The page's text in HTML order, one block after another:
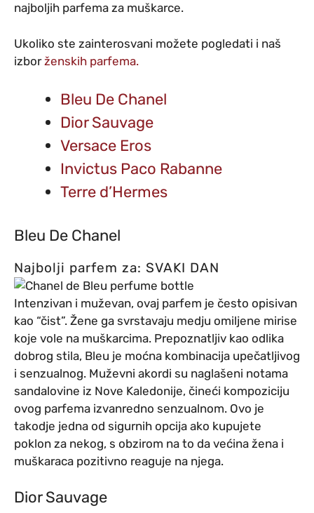
najboljih parfema za muškarce.
Ukoliko ste zainterosvani možete pogledati i naš
izborženskih parfema.
Bleu De Chanel
Dior Sauvage
Versace Eros
Invictus Paco Rabanne
Terre d’Hermes
Bleu De Chanel
Najbolji parfem za: SVAKI DAN
Intenzivan i muževan, ovaj parfem je često opisivan
kao “čist”. Žene ga svrstavaju medju omiljene mirise
koje vole na muškarcima. Prepoznatljiv kao odlika
dobrog stila, Bleu je moćna kombinacija upečatljivog
i senzualnog. Muževni akordi su naglašeni notama
sandalovine iz Nove Kaledonije, čineći kompoziciju
ovog parfema izvanredno senzualnom. Ovo je
takodje jedna od sigurnih opcija ako kupujete
poklon za nekog, s obzirom na to da većina žena i
muškaraca pozitivno reaguje na njega.
Dior Sauvage